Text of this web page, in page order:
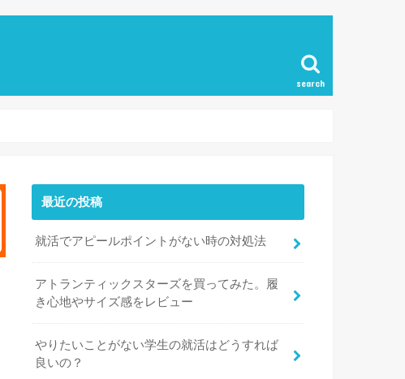
search
最近の投稿
就活でアピールポイントがない時の対処法
アトランティックスターズを買ってみた。履
き心地やサイズ感をレビュー
やりたいことがない学生の就活はどうすれば
良いの？